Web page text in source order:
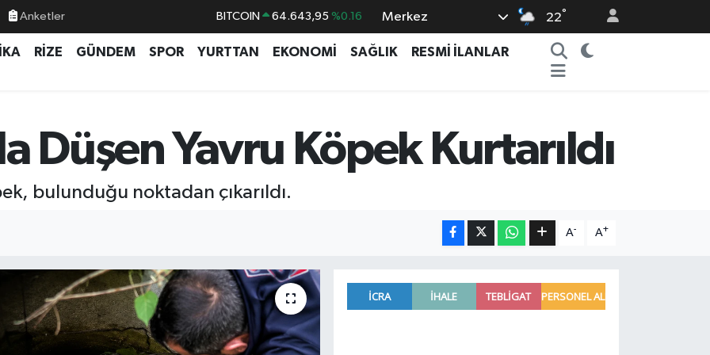
Anketler
DOLAR 47,6704 %0
EURO 55,0406 %-0.08
13.799 %70
Merkez 22°
RİZE GÜNDEM SPOR YURTTAN EKONOMİ SAĞLIK
RESMİ İLANLAR
Düşen Yavru Köpek Kurtarıldı
bulunduğu noktadan çıkarıldı.
A- A+